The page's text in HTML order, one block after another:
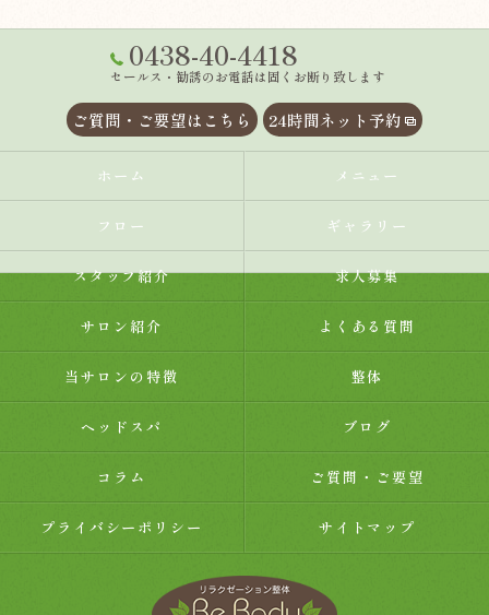
0438-40-4418
セールス・勧誘のお電話は固くお断り致します
ご質問・ご要望はこちら 24時間ネット予約
ホーム メニュー
フロー ギャラリー
スタッフ紹介 求人募集
サロン紹介 よくある質問
当サロンの特徴 整体
ヘッドスパ ブログ
コラム ご質問・ご要望
プライバシーポリシー サイトマップ